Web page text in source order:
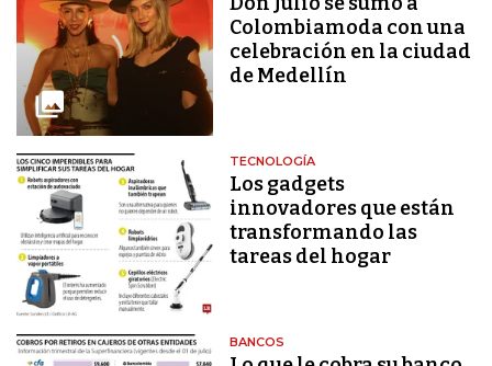
Colombiamoda con una
celebración en la ciudad
de Medellín
TECNOLOGÍA
Los gadgets
innovadores que están
transformando las
tareas del hogar
BANCOS